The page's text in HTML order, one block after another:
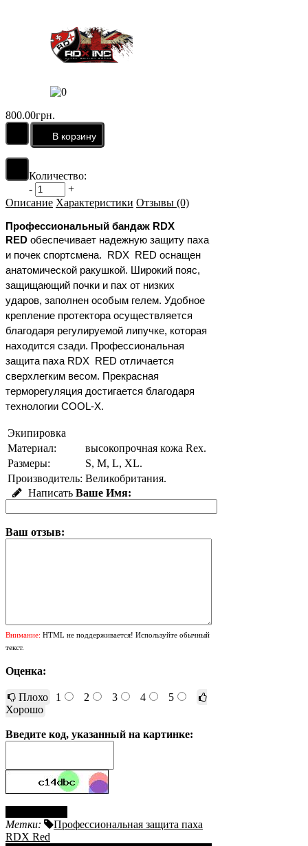
800.00грн.
Количество:
-
+
Описание Характеристики Отзывы (0)
Профессиональный бандаж RDX
RED обеспечивает надежную защиту паха
и почек спортсмена. RDX RED оснащен
анатомической ракушкой. Широкий пояс,
защищающий почки и пах от низких
ударов, заполнен особым гелем. Удобное
крепление протектора осуществляется
благодаря регулируемой липучке, которая
находится сзади. Профессиональная
защита паха RDX RED отличается
сверхлегким весом. Прекрасная
терморегуляция достигается благодаря
технологии COOL-X.
Экипировка
Материал:
высокопрочная кожа Rex.
Размеры:
S, M, L, XL.
Производитель: Великобритания.
Написать Ваше Имя:
Ваш отзыв:
Внимание: HTML не поддерживается! Используйте обычный
текст.
Оценка:
Плохо 1 2 3 4
5
Хорошо
Введите код, указанный на картинке:
Метки:
Профессиональная защита паха
RDX Red